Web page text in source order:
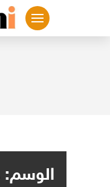
الوسم: